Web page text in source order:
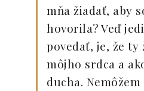
mňa žiadať, aby
hovorila? Veď
povedať, je, že ty
môjho srdca a
ducha.